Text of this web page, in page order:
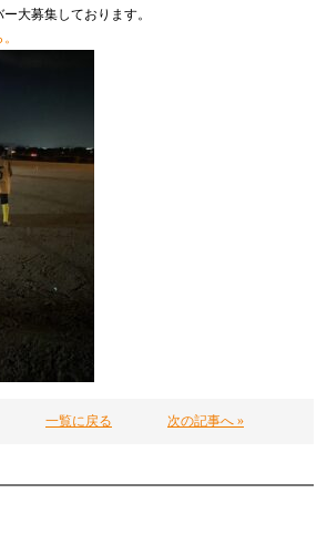
大募集しております。
一覧に戻る 次の記事へ »